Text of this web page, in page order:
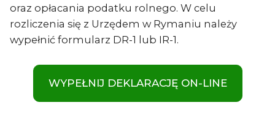
oraz opłacania podatku rolnego. W celu
rozliczenia się z Urzędem w Rymaniu należy
wypełnić formularz DR-1 lub IR-1.
WYPEŁNIJ DEKLARACJĘ ON-LINE